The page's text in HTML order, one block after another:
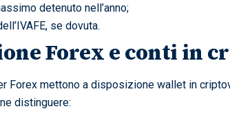
detenuto nell’anno;
se dovuta.
Forex e conti in
Forex mettono a disposizione wallet in
distinguere: